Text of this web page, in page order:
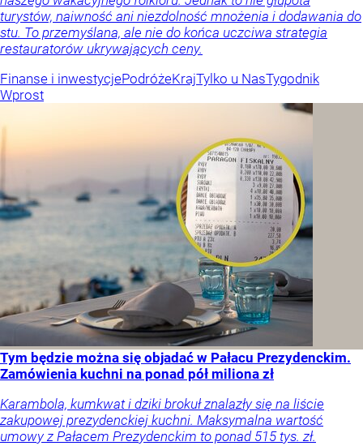
turystów, naiwność ani niezdolność mnożenia i dodawania do
stu. To przemyślana, ale nie do końca uczciwa strategia
restauratorów ukrywających ceny.
Finanse i inwestycjePodróżeKrajTylko u NasTygodnik
Wprost
Tym będzie można się objadać w Pałacu Prezydenckim.
Zamówienia kuchni na ponad pół miliona zł
Karambola, kumkwat i dziki brokuł znalazły się na liście
zakupowej prezydenckiej kuchni. Maksymalna wartość
umowy z Pałacem Prezydenckim to ponad 515 tys. zł.